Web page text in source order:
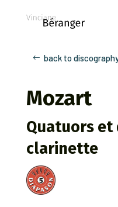
back to
Mozart
Quatuors
clarinette